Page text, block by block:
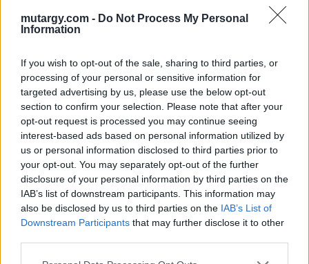
mutargy.com - Do Not Process My Personal
Information
If you wish to opt-out of the sale, sharing to third parties, or
processing of your personal or sensitive information for
targeted advertising by us, please use the below opt-out
section to confirm your selection. Please note that after your
opt-out request is processed you may continue seeing
interest-based ads based on personal information utilized by
us or personal information disclosed to third parties prior to
your opt-out. You may separately opt-out of the further
disclosure of your personal information by third parties on the
IAB’s list of downstream participants. This information may
also be disclosed by us to third parties on the IAB’s List of
Downstream Participants that may further disclose it to other
Aukció dátuma: 2019.12.08
Aukció ideje: 20:00
Aukció helye: https://www.amordelarte.hu/aukciok/
Tételszám: 216
Eladó adatai
Eladó:Amor Del Arte Galéria-
Aukciósház
Cím: Ráduly Zoltán
Amor Del Arte Kft.
Sopron
06202391066